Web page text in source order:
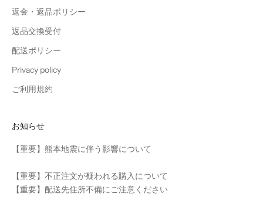
返金・返品ポリシー
返品交換受付
配送ポリシー
Privacy policy
ご利用規約
お知らせ
【重要】熊本地震に伴う影響について
【重要】不正注文が疑われる購入について
【重要】配送先住所不備にご注意ください